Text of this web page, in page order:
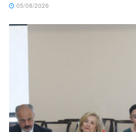
05/08/2026